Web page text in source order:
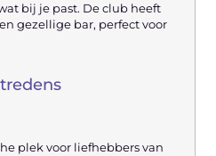
bij je past. De club heeft
gezellige bar, perfect voor
plek voor liefhebbers van